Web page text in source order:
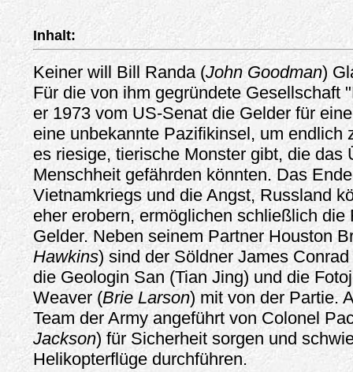
Inhalt:
Keiner will Bill Randa (John Goodman)
Für die von ihm gegründete Gesellschaft
er 1973 vom US-Senat die Gelder für
eine unbekannte Pazifikinsel, um endlich
es riesige, tierische Monster gibt, die das
Menschheit gefährden könnten. Das
Vietnamkriegs und die Angst, Russland
eher erobern, ermöglichen schließlich die
Gelder. Neben seinem Partner Houston
Hawkins) sind der Söldner James Conrad
die Geologin San (Tian Jing) und die
Weaver (Brie Larson) mit von der Partie.
Team der Army angeführt von Colonel
Jackson) für Sicherheit sorgen und
Helikopterflüge durchführen.